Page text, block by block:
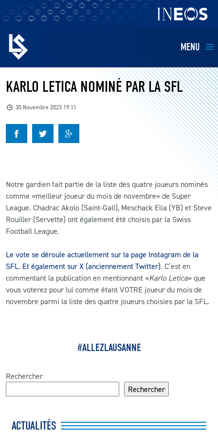
MENU
EQUIPES
BILLETTERIE
FANS
BUSINESS
RESTAURATION
CONTACT
ACTUALITÉS
MATCH DES CELEBRITES
PRESSE ET MEDIAS
KARLO LETICA NOMINÉ PAR LA SFL
30 Novembre 2023 19:11
Notre gardien fait partie de la liste des quatre joueurs nominés
comme «meilleur joueur du mois de novembre» de Super
League. Chadrac Akolo (Saint-Gall), Meschack Elia (YB) et Steve
Rouiller (Servette) ont également été choisis par la Swiss
Football League.
Le vote se déroule actuellement sur la page Instagram de la
SFL. Et également sur X (anciennement Twitter). C’est en
commentant la publication en mentionnant «Karlo Letica» que
vous voterez pour lui comme étant VOTRE joueur du mois de
novembre parmi la liste des quatre joueurs choisies par la SFL.
#ALLEZLAUSANNE
Rechercher
Rechercher
ACTUALITÉS